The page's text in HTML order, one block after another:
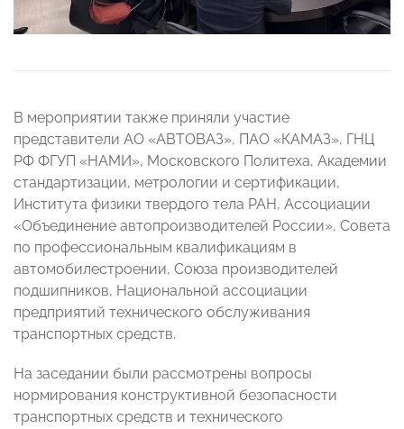
В мероприятии также приняли участие
представители АО «АВТОВАЗ», ПАО «КАМАЗ», ГНЦ
РФ ФГУП «НАМИ», Московского Политеха, Академии
стандартизации, метрологии и сертификации,
Института физики твердого тела РАН, Ассоциации
«Объединение автопроизводителей России», Совета
по профессиональным квалификациям в
автомобилестроении, Союза производителей
подшипников, Национальной ассоциации
предприятий технического обслуживания
транспортных средств.
На заседании были рассмотрены вопросы
нормирования конструктивной безопасности
транспортных средств и технического